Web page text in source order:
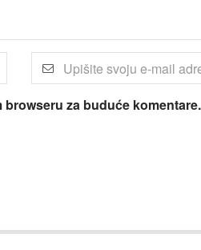
za buduće komentare.